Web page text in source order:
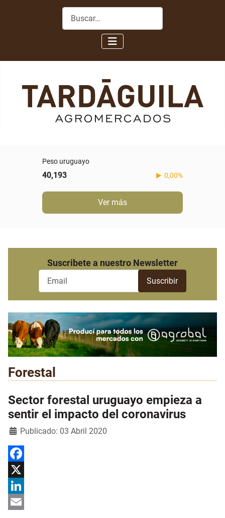
Buscar
Peso uruguayo
40,193 0,00%
Ver más
Suscribete a nuestro Newsletter
Forestal
Sector forestal uruguayo empieza a
sentir el impacto del coronavirus
DetallesPublicado: 03 Abril 2020
Facebook
X
LinkedIn